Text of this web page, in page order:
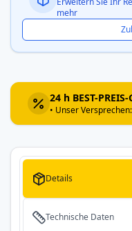
mehr
24 h BEST-
• Unser
Details
Technische Daten